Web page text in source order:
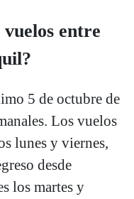
entre
5 de octubre de
Los vuelos
lunes y viernes,
desde
los martes y